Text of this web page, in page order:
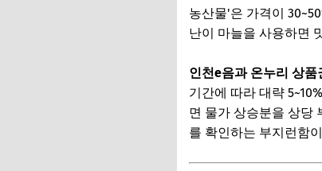
농산물'은 가격이
난이 마늘을 사용하면
인천e음과 온누리 상품
기간에 따라 대략
면 물가 상승분을 상당
를 확인하는 부지런함